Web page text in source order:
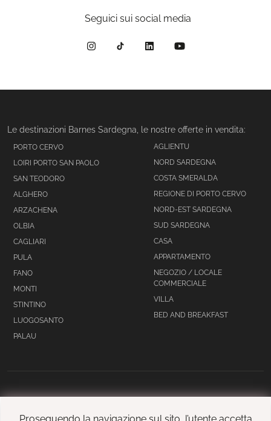
Seguici sui social media
Le destinazioni Barnes Sardegna, le nostre offerte in vendita:
PORTO CERVO
LOIRI PORTO SAN PAOLO
SAN TEODORO
ALGHERO
ARZACHENA
OLBIA
CAGLIARI
PULA
FANO
MONTI
STINTINO
LUOGOSANTO
PALAU
AGLIENTU
NORD SARDEGNA
COSTA SMERALDA
REGIONE DI PORTO CERVO
NORD-EST SARDEGNA
SUD SARDEGNA
CASA
APPARTAMENTO
NEGOZIO / LOCALE
COMMERCIALE
VILLA
BED AND BREAKFAST